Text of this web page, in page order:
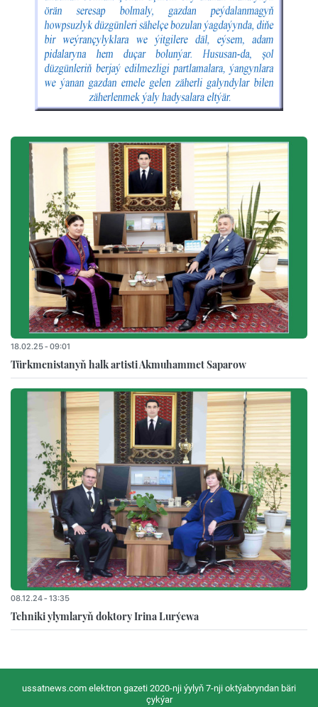
18.02.25 - 09:01
Türkmenistanyň halk artisti Akmuhammet Saparow
08.12.24 - 13:35
Tehniki ylymlaryň doktory Irina Lurýewa
ussatnews.com elektron gazeti 2020-nji ýylyň 7-nji oktýabryndan bäri
çykýar